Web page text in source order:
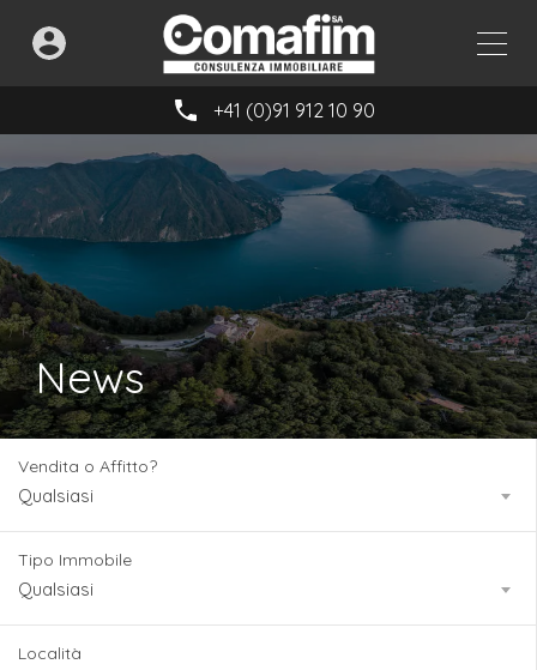
+41 (0)91 912 10 90
News
Vendita o Affitto?
Qualsiasi
Tipo Immobile
Qualsiasi
Località